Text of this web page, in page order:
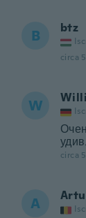
B btz
circa
W Willi
circa
A